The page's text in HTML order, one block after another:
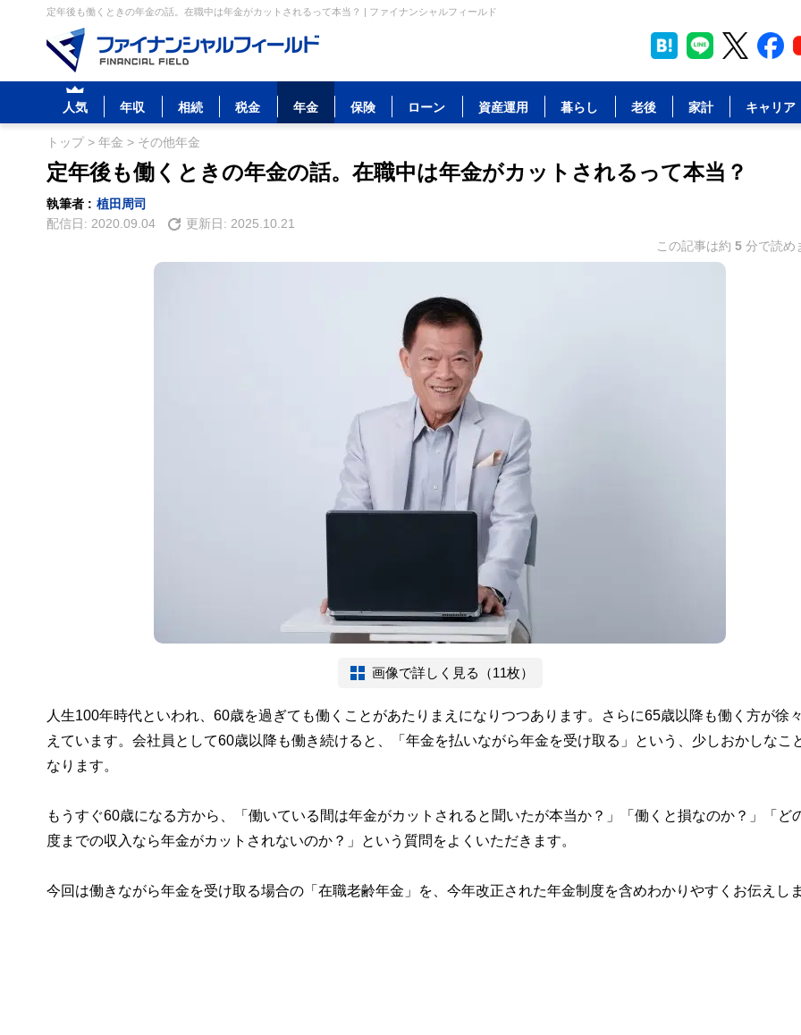
定年後も働くときの年金の話。在職中は年金がカットされるって本当？ | ファイナンシャルフィールド
人気 年収 相続 税金 年金 保険 ローン 資産運用 暮らし 老後 家計 キャリア
トップ> 年金 > その他年金
定年後も働くときの年金の話。在職中は年金がカットされるって本当？
執筆者 : 植田周司
配信日: 2020.09.04 更新日: 2025.10.21
この記事は約 5 分で読め
画像で詳しく見る（11枚）
人生100年時代といわれ、60歳を過ぎても働くことがあたりまえになりつつあります。さらに65歳以降も働く方が徐
えています。会社員として60歳以降も働き続けると、「年金を払いながら年金を受け取る」という、少しおかしなこ
なります。
もうすぐ60歳になる方から、「働いている間は年金がカットされると聞いたが本当か？」「働くと損なのか？」「ど
度までの収入なら年金がカットされないのか？」という質問をよくいただきます。
今回は働きながら年金を受け取る場合の「在職老齢年金」を、今年改正された年金制度を含めわかりやすくお伝えし